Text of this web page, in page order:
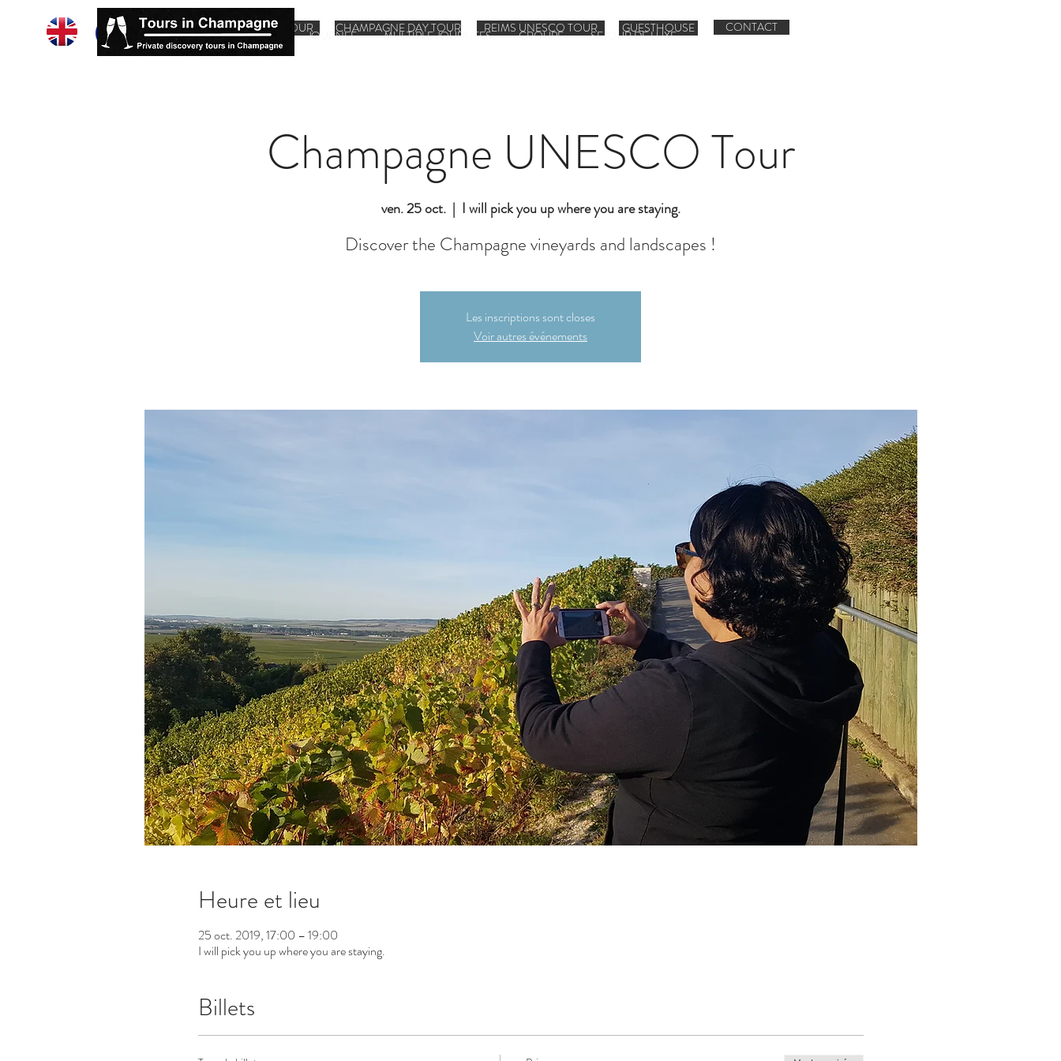
JOURNEE MULTIPLE JOURNEES GROUPE SEJOUR DE LUXE
HOME CHAMPAGNE TOUR CHAMPAGNE DAY TOUR REIMS UNESCO TOUR GUESTHOUSE CONTACT
Champagne UNESCO Tour
ven. 25 oct.
  |
I will pick you up where you are staying.
Discover the Champagne vineyards and landscapes !
Les inscriptions sont closes
Voir autres événements
Heure et lieu
25 oct. 2019, 17:00 – 19:00
I will pick you up where you are staying.
Billets